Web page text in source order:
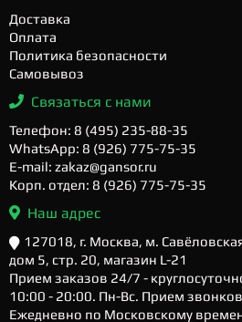
Доставка
Оплата
Политика безопасности
Самовывоз
Связаться с нами
Телефон: 8 (495) 235-88-35
WhatsApp: 8 (926) 775-75-35
E-mail: zakaz@gansor.ru
Корп. отдел: 8 (926) 775-75-35
Наш адрес
127018, г. Москва, м.
дом 5, стр. 20, магазин L-21
Прием заказов 24/7 -
10:00 - 20:00. Пн-Вс. Прием
Ежедневно по Московскому